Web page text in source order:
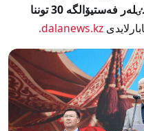
مىڭنان استام ادام كەلدٸ. ٶندٸرۋشٸلەر فەستيۆالگە 30 توننا
dalanews.kz.